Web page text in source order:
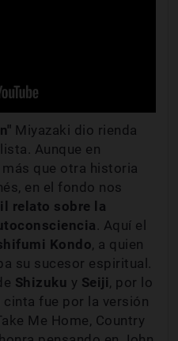
Miyazaki dio rienda
Aunque en
que otra historia
en el fondo nos
relato sobre la
. Aquí el
Kondo, a quien
su sucesor espiritual.
Shizuku y Seiji, por lo
fue por la versión
Me Home, Country